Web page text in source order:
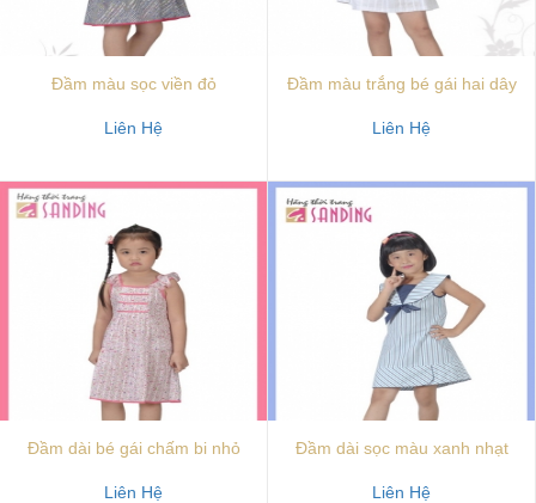
Đầm màu sọc viền đỏ
Liên Hệ
Đầm màu trắng bé gái hai dây
Liên Hệ
Đầm dài bé gái chấm bi nhỏ
Liên Hệ
Đầm dài sọc màu xanh nhạt
Liên Hệ